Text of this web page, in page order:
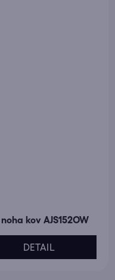
kov AJS152OW
DETAIL